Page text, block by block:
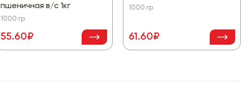
пшеничная в/с 1кг
1000 гр
55.60₽
1000 гр
61.60₽